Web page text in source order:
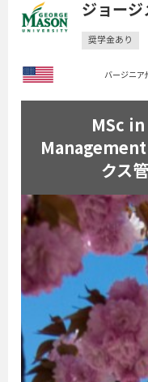
ジョージ
奨学金あり
バージニア
MSc
Management
クス